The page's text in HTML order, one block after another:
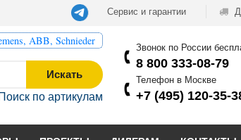
Сервис и гарантии
ABB, Schnieder
Искать
Поиск по артикулам
Звонок по России
8 800 333-08-79
Телефон в Москве
+7 (495) 120-35-